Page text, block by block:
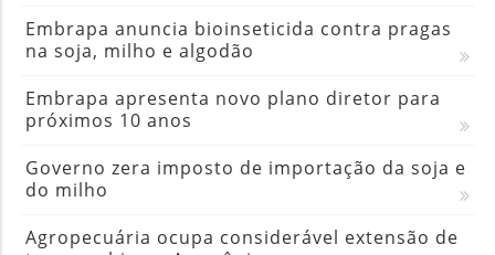
Embrapa anuncia bioinseticida contra pragas
na soja, milho e algodão
Embrapa apresenta novo plano diretor para
próximos 10 anos
Governo zera imposto de importação da soja e
do milho
Agropecuária ocupa considerável extensão de